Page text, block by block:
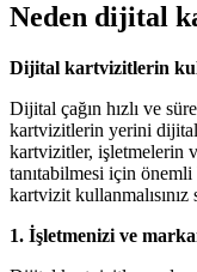
Neden dijital
Dijital kartvizitlerin
Dijital çağın hızlı ve
kartvizitlerin yerini dijital
kartvizitler, işletmelerin
tanıtabilmesi için
kartvizit
1. İşletmenizi ve